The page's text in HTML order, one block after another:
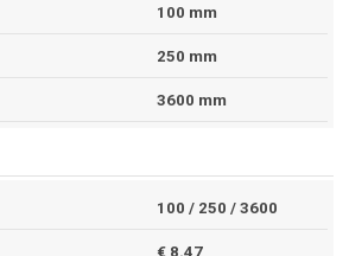
100 mm
250 mm
3600 mm
100 / 250 / 3600
€ 8.47